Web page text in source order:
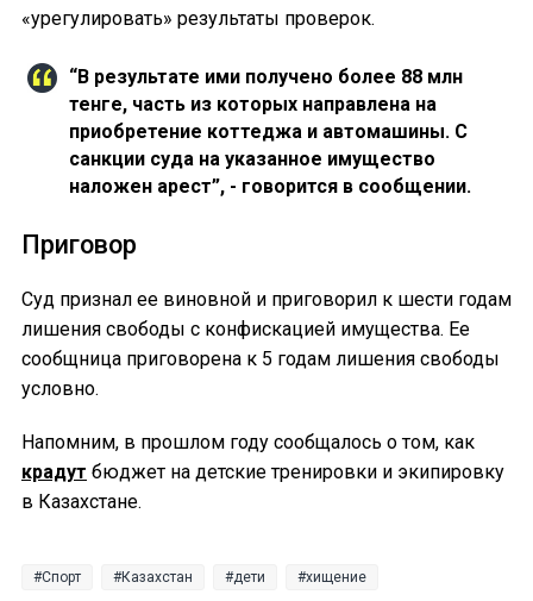
«урегулировать» результаты проверок.
“В результате ими получено более 88 млн
тенге, часть из которых направлена на
приобретение коттеджа и автомашины. С
санкции суда на указанное имущество
наложен арест”, - говорится в сообщении.
Приговор
Суд признал ее виновной и приговорил к шести годам
лишения свободы с конфискацией имущества. Ее
сообщница приговорена к 5 годам лишения свободы
условно.
Напомним, в прошлом году сообщалось о том, как
крадут бюджет на детские тренировки и экипировку
в Казахстане.
Спорт Казахстан дети хищение